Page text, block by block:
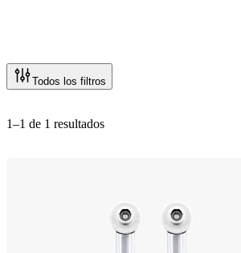
Todos los filtros
1–1 de 1 resultados